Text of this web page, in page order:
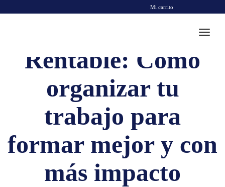
Mi carrito
Curso Metodología
Rentable: Cómo
organizar tu
trabajo para
formar mejor y con
más impacto